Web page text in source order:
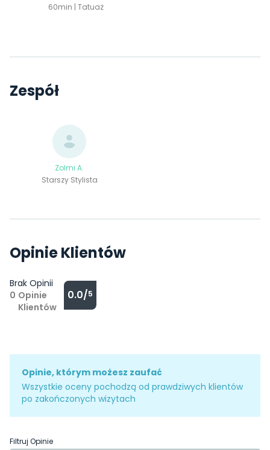
60min | Tatuaż
Zespół
Zolmi A.
Starszy Stylista
Opinie Klientów
Brak Opinii
0 Opinie
Klientów
0.0/5
Opinie, którym możesz zaufać
Wszystkie oceny pochodzą od prawdziwych klientów
po zakończonych wizytach
Filtruj Opinie